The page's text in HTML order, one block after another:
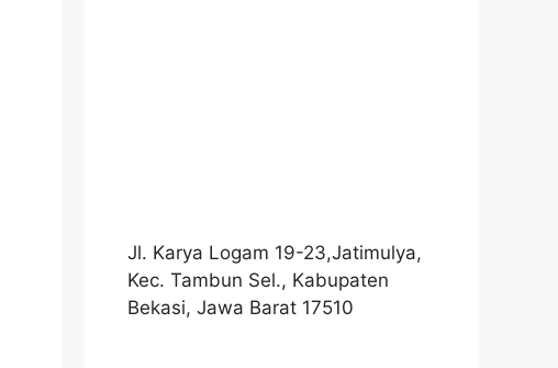
Jl. Karya Logam 19-23,Jatimulya,
Kec. Tambun Sel., Kabupaten
Bekasi, Jawa Barat 17510